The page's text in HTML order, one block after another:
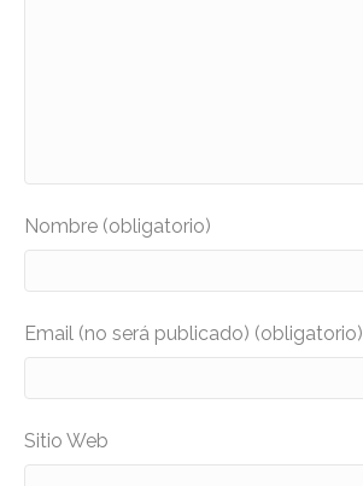
Nombre (obligatorio)
Email (no será publicado) (obligatorio)
Sitio Web